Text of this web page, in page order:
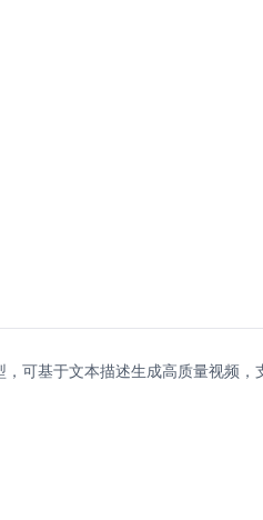
可基于文本描述生成高质量视频